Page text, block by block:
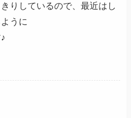
りしているので、最近はし
うに